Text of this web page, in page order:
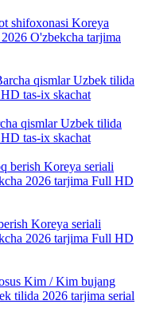
shifoxonasi Koreya
O'zbekcha tarjima
qismlar Uzbek tilida
tas-ix skachat
Koreya seriali
2026 tarjima Full HD